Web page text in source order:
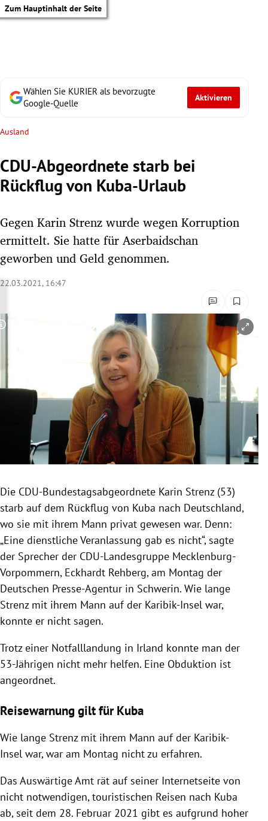
Zum Hauptinhalt der Seite
Untermenü
Untermenü
Untermenü
Untermenü
Untermenü
Untermenü
Untermenü
Wählen Sie KURIER als bevorzugte
Google-Quelle
Aktivieren
Ausland
CDU-Abgeordnete starb bei
Rückflug von Kuba-Urlaub
Gegen Karin Strenz wurde wegen Korruption
ermittelt. Sie hatte für Aserbaidschan
geworben und Geld genommen.
22.03.2021, 16:47
Copyright-Hinweis öffnen/schließen
Die CDU-Bundestagsabgeordnete Karin Strenz (53)
starb auf dem Rückflug von Kuba nach Deutschland,
wo sie mit ihrem Mann privat gewesen war. Denn:
„Eine dienstliche Veranlassung gab es nicht“,sagte
der Sprecher der CDU-Landesgruppe Mecklenburg-
Vorpommern, Eckhardt Rehberg, am Montag der
Deutschen Presse-Agentur in Schwerin. Wie lange
Strenz mit ihrem Mann auf der Karibik-Insel war,
konnte er nicht sagen.
Trotz einer Notfalllandung in Irland konnte man der
53-Jährigen nicht mehr helfen. Eine Obduktion ist
angeordnet.
Reisewarnung gilt für Kuba
Wie lange Strenz mit ihrem Mann auf der Karibik-
Insel war, war am Montag nicht zu erfahren.
Das Auswärtige Amt rät auf seiner Internetseite von
nicht notwendigen, touristischen Reisen nach Kuba
ab, seit dem 28. Februar 2021 gibt es aufgrund hoher